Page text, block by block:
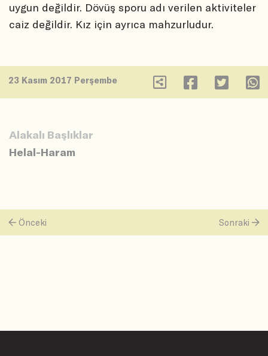
uygun değildir. Dövüş sporu adı verilen aktiviteler
caiz değildir. Kız için ayrıca mahzurludur.
23 Kasım 2017 Perşembe
Alakalı Başlıklar
Helal-Haram
Önceki Sonraki